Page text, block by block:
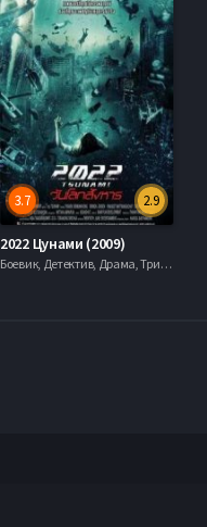
2.9
3.7
2022 Цунами (2009)
Боевик, Детектив, Драма, Триллеры, serial.mob